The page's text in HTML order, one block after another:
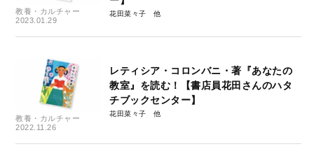
教養・カルチャー
2023.01.29
花田菜々子
教養・カルチャー
2022.11.26
レティシア・コロンバニ・著『あなたの
教室』を読む！【書店員花田さんのハタ
チブックセンター】
花田菜々子